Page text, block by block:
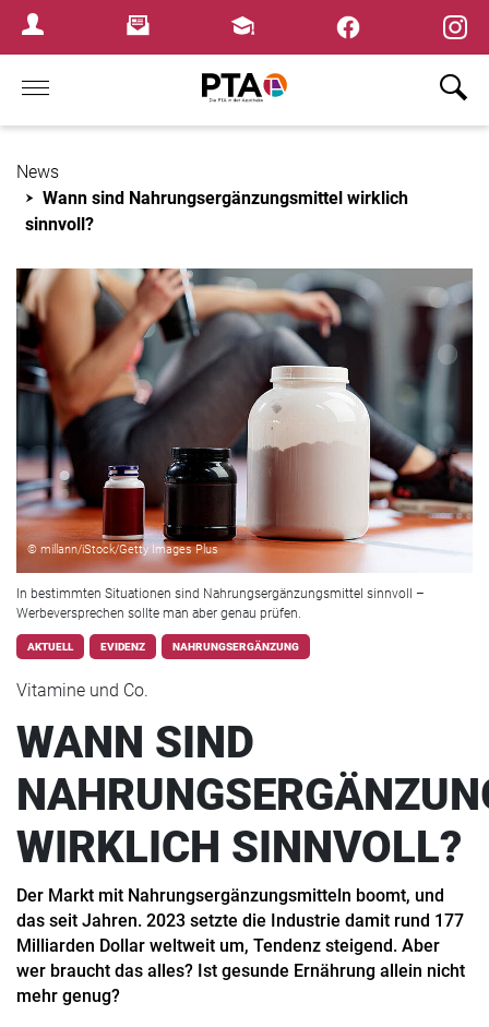
Login MenuNewsletterFortbildungen
Home
News
Wann sind Nahrungsergänzungsmittel wirklich
sinnvoll?
© millann/iStock/Getty Images Plus
In bestimmten Situationen sind Nahrungsergänzungsmittel sinnvoll –
Werbeversprechen sollte man aber genau prüfen.
AKTUELL EVIDENZ NAHRUNGSERGÄNZUNG
Vitamine und Co.
WANN SIND
WIRKLICH SINNVOLL?
Der Markt mit Nahrungsergänzungsmitteln boomt, und
das seit Jahren. 2023 setzte die Industrie damit rund 177
Milliarden Dollar weltweit um, Tendenz steigend. Aber
wer braucht das alles? Ist gesunde Ernährung allein nicht
mehr genug?